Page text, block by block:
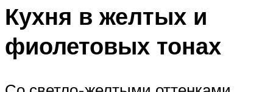
Кухня в желтых и
фиолетовых тонах